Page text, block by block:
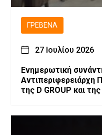
ΓΡΕΒΕΝΆ
27 Ιουλίου 2026
Ενημερωτική
Αντιπεριφερειάρχη
της D GROUP και